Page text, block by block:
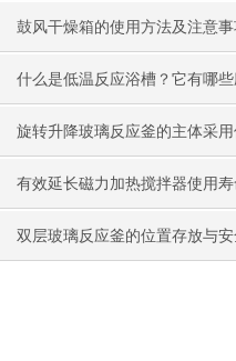
程！
鼓风干燥箱的使用方法及注意事
什么是低温反应浴槽？它有哪
用？
旋转升降玻璃反应釜的主体采
不锈钢结构
有效延长磁力加热搅拌器使用
技巧
双层玻璃反应釜的位置存放与